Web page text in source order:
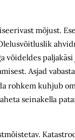
mõjust.
Asjad
rohkem kuhjub
seinakella